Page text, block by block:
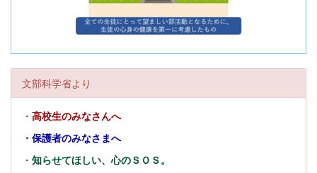
文部科学省より
・ 高校生のみなさんへ
・ 保護者のみなさまへ
・ 知らせてほしい、心のＳＯＳ。